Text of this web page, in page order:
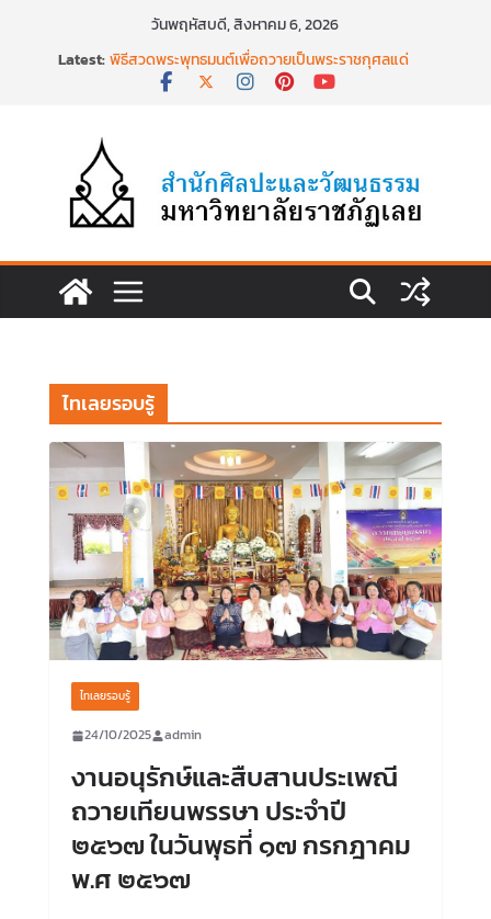
วันพฤหัสบดี, สิงหาคม 6, 2026
Latest: พิธีสวดพระพุทธมนต์เพื่อถวายเป็นพระราชกุศลแด่
สมเด็จพระเจ้าลูกเธอฯ วันที่ ๒๒ มิถุนายน ๒๕๖๙
นำงานวิจัยเรื่องการถ่ายทอดจิตรกรรมฝาผนังวัด
โพธิ์ชัยนาพึงผ่านงานศิลปะภาพพิมพ์ฯ ระหว่างวันที่ 22
– 26 มิถุนายน 2569
เชียงคานเปิดงานยิ่งใหญ่ ฉลองครบรอบ ๑๑๕ ปี
สืบสานวัฒนธรรมประเพณีผ่านศาสตร์พระราชา สู่การ
ท่องเที่ยวยั่งยืน วันที่ ๒๓ มิถุนายน ๒๕๖๙
พิธีบำเพ็ญกุศลสวดพระอภิธรรม เพื่ออุทิศถวายพระ
กุศลแด่ สมเด็จพระเจ้าลูกเธอ เจ้าฟ้าพัชรกิติยาภา นเร
ไทเลยรอบรู้
ไทเลยรอบรู้
24/10/2025 admin
งานอนุรักษ์และสืบสานประเพณี
ถวายเทียนพรรษา ประจำปี
๒๕๖๗ ในวันพุธที่ ๑๗ กรกฎาคม
พ.ศ ๒๕๖๗